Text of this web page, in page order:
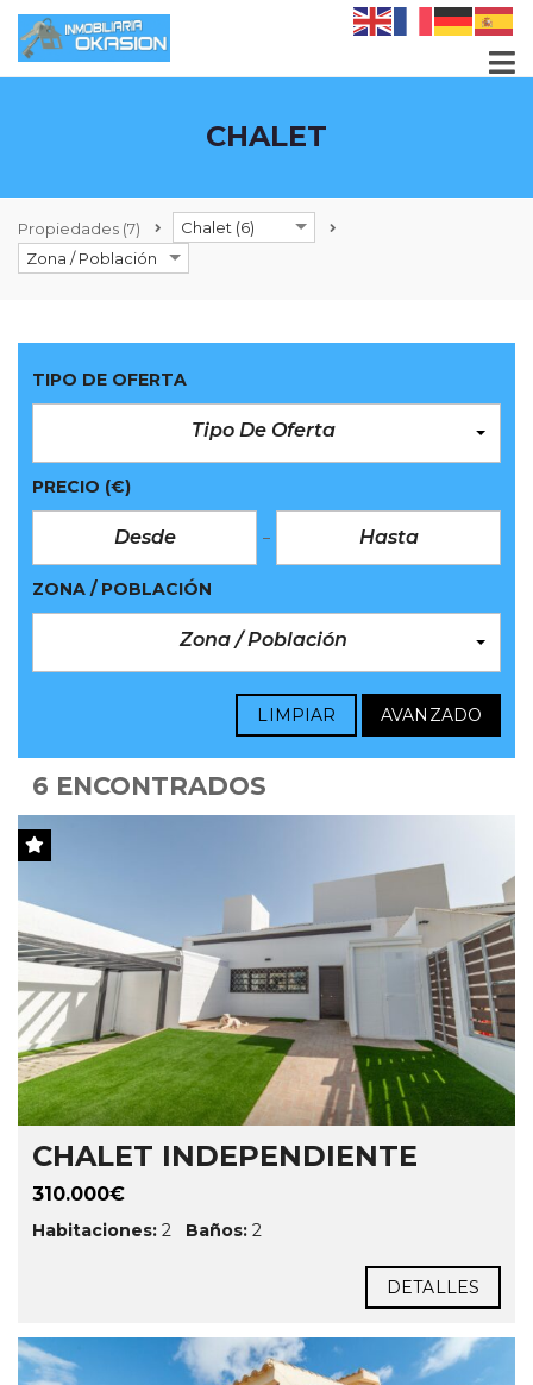
CHALET
Propiedades (7)
Chalet (6)
Zona / Población
TIPO DE OFERTA
Tipo De Oferta
PRECIO (€)
ZONA / POBLACIÓN
Zona / Población
LIMPIAR AVANZADO
6 ENCONTRADOS
CHALET INDEPENDIENTE
310.000€
Habitaciones: 2 Baños: 2
DETALLES